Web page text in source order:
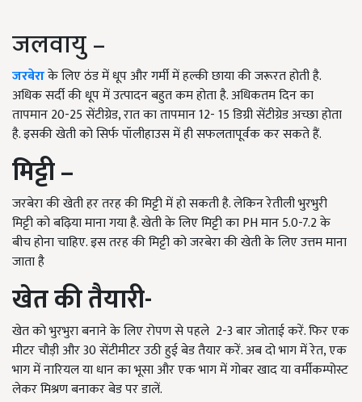
जलवायु –
जरबेराके लिए ठंड में धूप और गर्मी में हल्की छाया की जरूरत होती है.
अधिक सर्दी की धूप में उत्पादन बहुत कम होता है. अधिकतम दिन का
तापमान 20-25 सेंटीग्रेड, रात का तापमान 12- 15 डिग्री सेंटीग्रेड अच्छा होता
है. इसकी खेती को सिर्फ पॉलीहाउस में ही सफलतापूर्वक कर सकते हैं.
मिट्टी –
जरबेरा की खेती हर तरह की मिट्टी में हो सकती है. लेकिन रेतीली भुरभुरी
मिट्टी को बढ़िया माना गया है. खेती के लिए मिट्टी का PH मान 5.0-7.2 के
बीच होना चाहिए. इस तरह की मिट्टी को जरबेरा की खेती के लिए उत्तम माना
जाता है
खेत की तैयारी-
खेत को भुरभुरा बनाने के लिए रोपण से पहले 2-3 बार जोताई करें. फिर एक
मीटर चौड़ी और 30 सेंटीमीटर उठी हुई बेड तैयार करें. अब दो भाग में रेत, एक
भाग में नारियल या धान का भूसा और एक भाग में गोबर खाद या वर्मीकम्पोस्ट
लेकर मिश्रण बनाकर बेड पर डालें.